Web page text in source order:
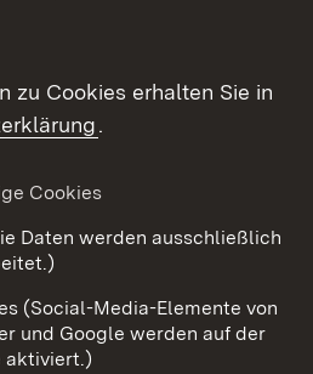
Barrierefreiheit
Cookies
zu Cookies erhalten Sie in
.
Cookies
Daten werden ausschließlich
(Social-Media-Elemente von
und Google werden auf der
aktiviert.)